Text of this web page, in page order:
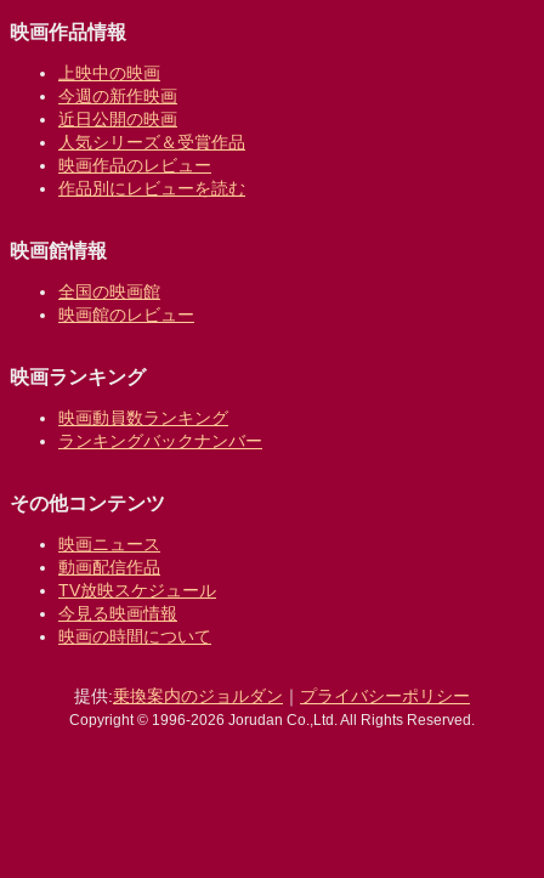
映画作品情報
上映中の映画
今週の新作映画
近日公開の映画
人気シリーズ＆受賞作品
映画作品のレビュー
作品別にレビューを読む
映画館情報
全国の映画館
映画館のレビュー
映画ランキング
映画動員数ランキング
ランキングバックナンバー
その他コンテンツ
映画ニュース
動画配信作品
TV放映スケジュール
今見る映画情報
映画の時間について
提供:乗換案内のジョルダン ｜ プライバシーポリシー
Copyright © 1996-2026 Jorudan Co.,Ltd. All Rights Reserved.